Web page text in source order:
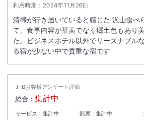
利用時期： 2024年11月26日
清掃が行き届いていると感じた 沢山食べ
て、食事内容が華美でなく郷土色もあり
た。ビジネスホテル以外でリーズナブル
る宿が少ない中で貴重な宿です
JTBお客様アンケート評価
総合： 集計中
サービス： 集計中 部屋： 集計中